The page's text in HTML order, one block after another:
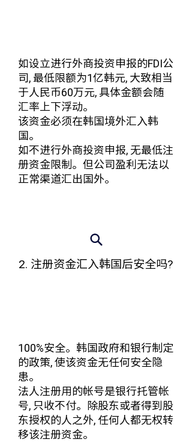
如设立进行外商投资申报的FDI公
司, 最低限额为1亿韩元, 大致相当
于人民币60万元, 具体金额会随
汇率上下浮动。
该资金必须在韩国境外汇入韩
国。
如不进行外商投资申报, 无最低注
册资金限制。 但公司盈利无法以
正常渠道汇出国外。
2. 注册资金汇入韩国后安全吗?
100%安全。 韩国政府和银行制定
的政策, 使该资金无任何安全隐
患。
法人注册用的帐号是银行托管帐
号, 只收不付。 除股东或者得到股
东授权的人之外, 任何人都无权转
移该注册资金。